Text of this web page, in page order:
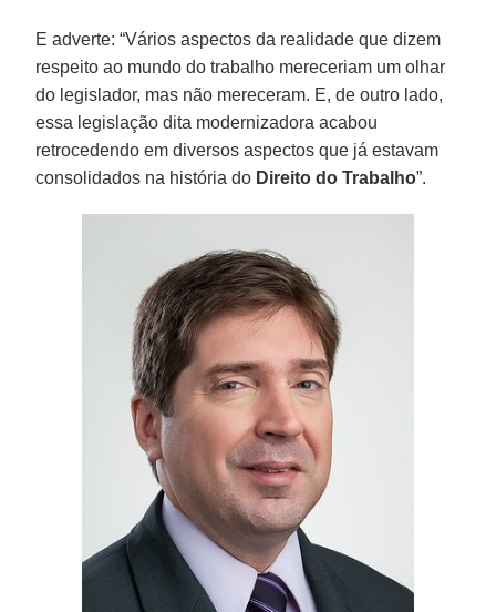
E adverte: “Vários aspectos da realidade que dizem
respeito ao mundo do trabalho mereceriam um olhar
do legislador, mas não mereceram. E, de outro lado,
essa legislação dita modernizadora acabou
retrocedendo em diversos aspectos que já estavam
consolidados na história do Direito do Trabalho”.